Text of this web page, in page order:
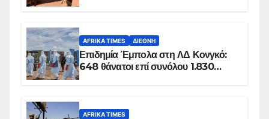
AFRIKA TIMES ΔΙΕΘΝΉ
Επιδημία Έμπολα στη ΛΔ Κονγκό:
648 θάνατοι επί συνόλου 1.830
AFRIKA TIMES